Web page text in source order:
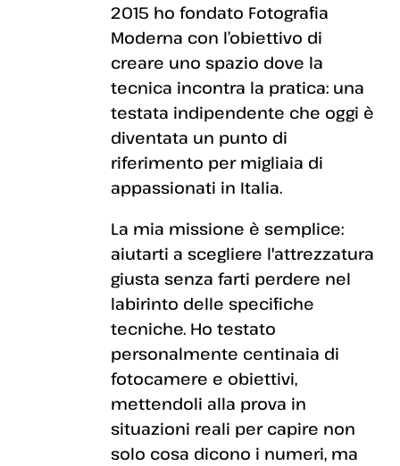
2015 ho fondato Fotografia
Moderna con l’obiettivo di
creare uno spazio dove la
tecnica incontra la pratica: una
testata indipendente che oggi è
diventata un punto di
riferimento per migliaia di
appassionati in Italia.
La mia missione è semplice:
aiutarti a scegliere l'attrezzatura
giusta senza farti perdere nel
labirinto delle specifiche
tecniche. Ho testato
personalmente centinaia di
fotocamere e obiettivi,
mettendoli alla prova in
situazioni reali per capire non
solo cosa dicono i numeri, ma